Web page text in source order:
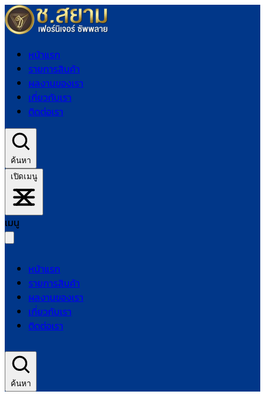
หน้าแรก
รายการสินค้า
ผลงานของเรา
เกี่ยวกับเรา
ติดต่อเรา
ค้นหา
เปิดเมนู
เมนู
หน้าแรก
รายการสินค้า
ผลงานของเรา
เกี่ยวกับเรา
ติดต่อเรา
ค้นหา